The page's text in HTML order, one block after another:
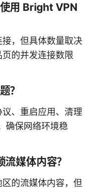
用 Bright VPN
，但具体数量取决
的并发连接数限
？
、重启应用、清理
确保网络环境稳
媒体内容？
的流媒体内容，但